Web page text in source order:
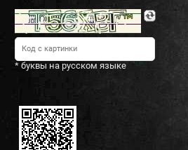
* буквы на русском языке